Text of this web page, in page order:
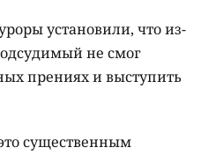
установили, что из-
не смог
прениях и выступить
существенным